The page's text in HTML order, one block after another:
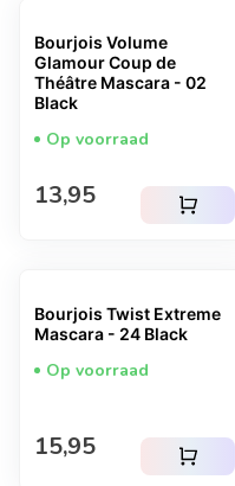
Bourjois Volume
Glamour Coup de
Théâtre Mascara - 02
Black
Op voorraad
Normale prijs
13,95 shopping_cart
Bourjois Twist Extreme
Mascara - 24 Black
Op voorraad
Normale prijs
15,95 shopping_cart